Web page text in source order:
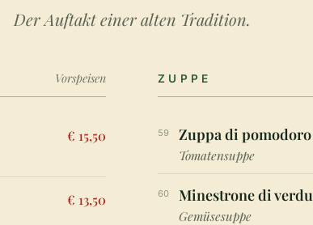
Der Auftakt einer alten Tradition.
Vorspeisen
€ 15,50
€ 13,50
ZUPPE
59 Zuppa di pomodoro
Tomatensuppe
60 Minestrone di
Gemüsesuppe